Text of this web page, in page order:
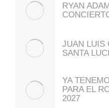
RYAN
JUAN LUIS
SANTA
YA
PARA EL
2027